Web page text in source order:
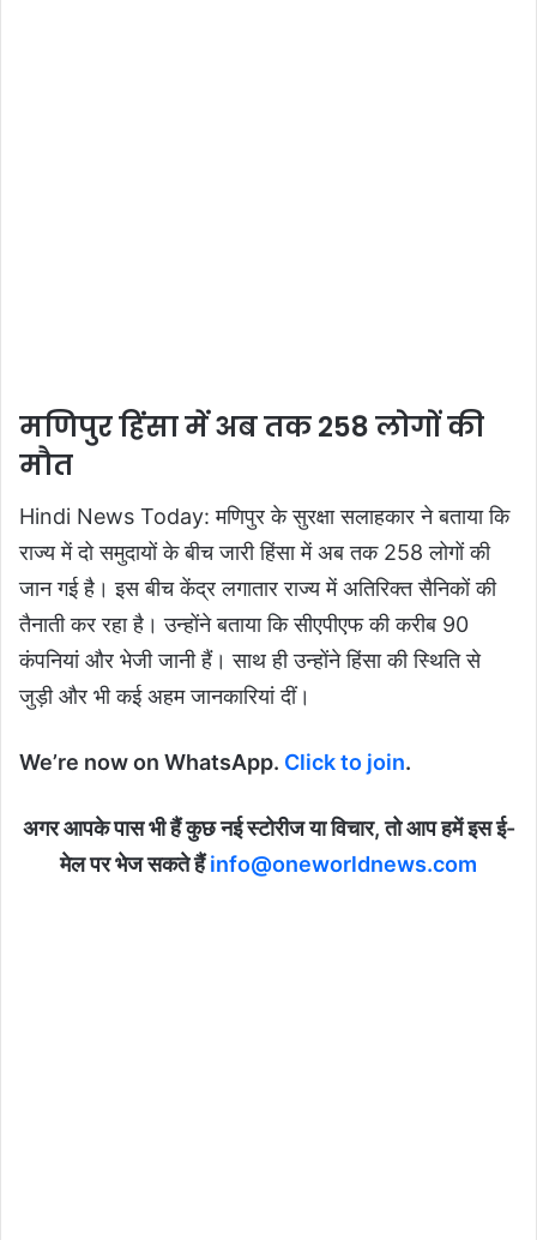
मणिपुर हिंसा में अब तक 258 लोगों की
मौत
Hindi News Today: मणिपुर के सुरक्षा सलाहकार ने बताया कि
राज्य में दो समुदायों के बीच जारी हिंसा में अब तक 258 लोगों की
जान गई है। इस बीच केंद्र लगातार राज्य में अतिरिक्त सैनिकों की
तैनाती कर रहा है। उन्होंने बताया कि सीएपीएफ की करीब 90
कंपनियां और भेजी जानी हैं। साथ ही उन्होंने हिंसा की स्थिति से
जुड़ी और भी कई अहम जानकारियां दीं।
We’re now on WhatsApp. Click to join.
अगर आपके पास भी हैं कुछ नई स्टोरीज या विचार, तो आप हमें इस ई-
मेल पर भेज सकते हैंinfo@oneworldnews.com